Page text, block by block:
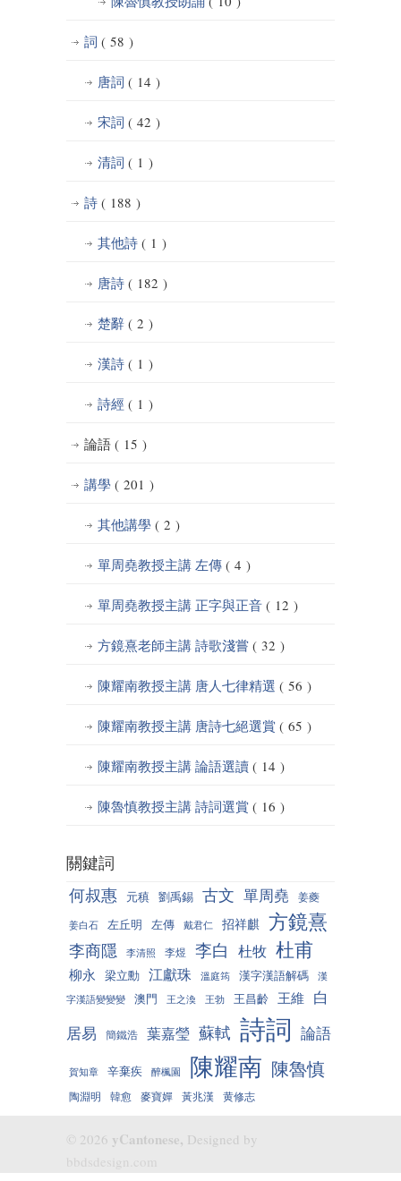
詞 ( 58 )
唐詞 ( 14 )
宋詞 ( 42 )
清詞 ( 1 )
詩 ( 188 )
其他詩 ( 1 )
唐詩 ( 182 )
楚辭 ( 2 )
漢詩 ( 1 )
詩經 ( 1 )
論語 ( 15 )
講學 ( 201 )
其他講學 ( 2 )
單周堯教授主講 左傳 ( 4 )
單周堯教授主講 正字與正音 ( 12 )
方鏡熹老師主講 詩歌淺嘗 ( 32 )
陳耀南教授主講 唐人七律精選 ( 56 )
陳耀南教授主講 唐詩七絕選賞 ( 65 )
陳耀南教授主講 論語選讀 ( 14 )
陳魯慎教授主講 詩詞選賞 ( 16 )
關鍵詞
何叔惠 元稹 劉禹錫 古文 單周堯 姜夔
姜白石 左丘明 左傳 戴君仁 招祥麒 方鏡熹
李商隱 李清照 李煜 李白 杜牧 杜甫
柳永 梁立勳 江獻珠 溫庭筠 漢字漢語解碼
漢
字漢語變變變
澳門 王之渙 王勃 王昌齡 王維 白
居易
簡鐵浩 葉嘉瑩 蘇軾 詩詞 論語
賀知章 辛棄疾 醉楓園 陳耀南 陳魯慎
陶淵明 韓愈 麥寶嬋 黃兆漢 黄修志
© 2026 yCantonese, Designed by